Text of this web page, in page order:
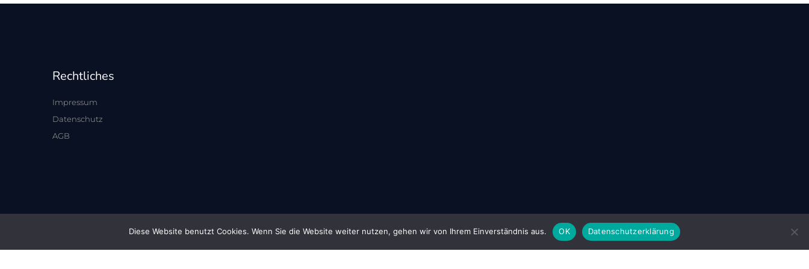
Rechtliches
Impressum
Datenschutz
AGB
Diese Website benutzt Cookies. Wenn Sie die Website weiter nutzen, gehen wir von Ihrem Einverständnis aus. OK Datenschutzerklärung